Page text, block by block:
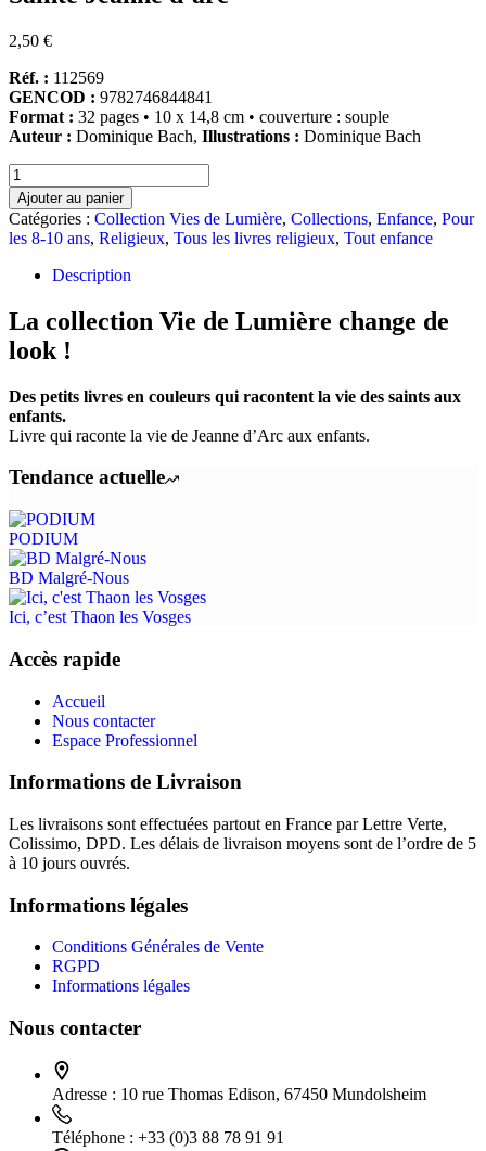
2,50 €
Réf. : 112569
GENCOD : 9782746844841
Format : 32 pages • 10 x 14,8 cm • couverture : souple
Auteur : Dominique Bach, Illustrations : Dominique Bach
quantité
de
Sainte
Jeanne
d'arc
Ajouter au panier
Catégories : Collection Vies de Lumière, Collections, Enfance, Pour
les 8-10 ans, Religieux, Tous les livres religieux, Tout enfance
Description
La collection Vie de Lumière change de
look !
Des petits livres en couleurs qui racontent la vie des saints aux
enfants.
Livre qui raconte la vie de Jeanne d’Arc aux enfants.
Tendance actuelle
PODIUM
BD Malgré-Nous
Ici, c’est Thaon les Vosges
Accès rapide
Accueil
Nous contacter
Espace Professionnel
Informations de Livraison
Les livraisons sont effectuées partout en France par Lettre Verte,
Colissimo, DPD. Les délais de livraison moyens sont de l’ordre de 5
à 10 jours ouvrés.
Informations légales
Conditions Générales de Vente
RGPD
Informations légales
Nous contacter
Adresse : 10 rue Thomas Edison, 67450 Mundolsheim
Téléphone : +33 (0)3 88 78 91 91